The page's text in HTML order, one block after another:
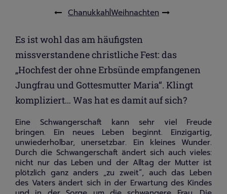
Chanukkah Weihnachten
Es ist wohl das am häufigsten
missverstandene christliche Fest: das
„Hochfest der ohne Erbsünde empfangenen
Jungfrau und Gottesmutter Maria“. Klingt
kompliziert… Was hat es damit auf sich?
Eine Schwangerschaft kann sehr viel Freude
bringen. Ein neues Leben beginnt. Einzigartig,
unwiederholbar, unersetzbar. Ein kleines Wunder.
Durch die Schwangerschaft ändert sich auch vieles:
nicht nur das Leben und der Alltag der Mutter ist
plötzlich ganz anders „zu zweit“, auch das Leben
des Vaters ändert sich in der Erwartung des Kindes